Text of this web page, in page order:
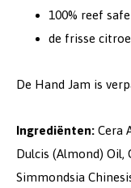
100% reef safe
de frisse
De Hand Jam is
Ingrediënten: Cera
Dulcis (Almond) Oil,
Simmondsia